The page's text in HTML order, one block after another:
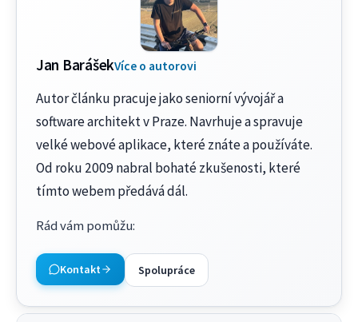
Jan BarášekVíce o autorovi
Autor článku pracuje jako seniorní vývojář a
software architekt v Praze. Navrhuje a spravuje
velké webové aplikace, které znáte a používáte.
Od roku 2009 nabral bohaté zkušenosti, které
tímto webem předává dál.
Rád vám pomůžu:
Kontakt Spolupráce